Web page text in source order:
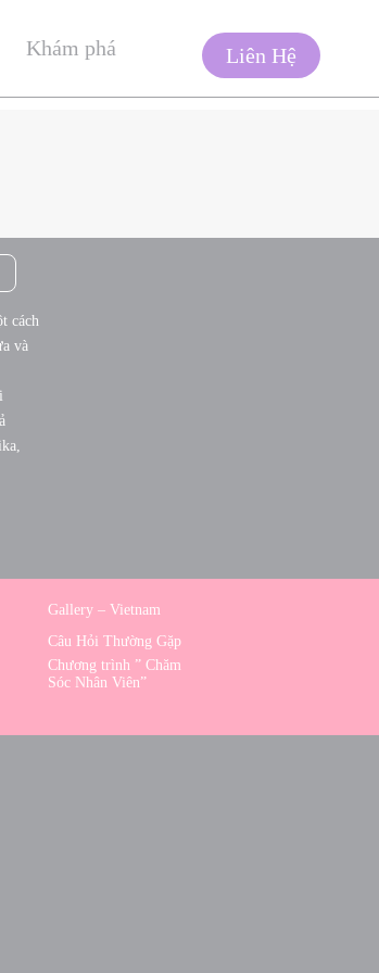
Khám phá Liên Hệ
cách
và
Gallery – Vietnam
Câu Hỏi Thường Gặp
Chương trình ” Chăm
Sóc Nhân Viên”